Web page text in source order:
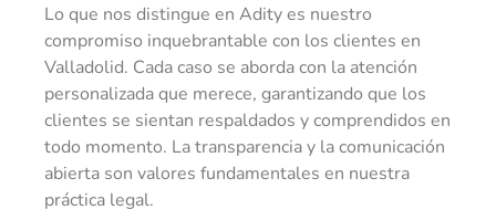
Lo que nos distingue en Adity es nuestro
compromiso inquebrantable con los clientes en
Valladolid. Cada caso se aborda con la atención
personalizada que merece, garantizando que los
clientes se sientan respaldados y comprendidos en
todo momento. La transparencia y la comunicación
abierta son valores fundamentales en nuestra
práctica legal.